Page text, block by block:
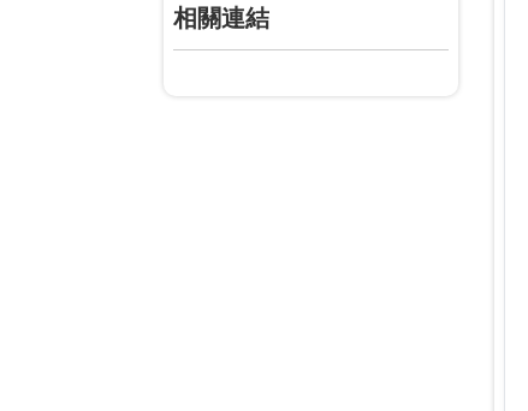
相關連結